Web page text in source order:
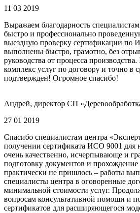
11 03 2019
Выражаем благодарность
быстро и профессионально
выездную проверку сертификации по
выполнены быстро, грамотно, без
руководства от процесса
комплекс услуг по договору и точно в
подтвержден! Огромное спасибо!
Андрей, директор СП
27 01 2019
Спасибо специалистам центра
получении сертификата ИСО 9001 для
очень качественно, исчерпывающе и
подготовку документов и прохождение
практически не пришлось – работы
специалисты центра в оговоренные
минимальной стоимости услуг.
вопросам консультативной помощи и
сертификатов для расширяющегося